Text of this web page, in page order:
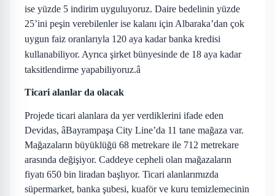
ise yüzde 5 indirim uyguluyoruz. Daire bedelinin yüzde
25’ini peşin verebilenler ise kalanı için Albaraka’dan çok
uygun faiz oranlarıyla 120 aya kadar banka kredisi
kullanabiliyor. Ayrıca şirket bünyesinde de 18 aya kadar
taksitlendirme yapabiliyoruz.â
Ticari alanlar da olacak
Projede ticari alanlara da yer verdiklerini ifade eden
Devidas, âBayrampaşa City Line’da 11 tane mağaza var.
Mağazaların büyüklüğü 68 metrekare ile 712 metrekare
arasında değişiyor. Caddeye cepheli olan mağazaların
fiyatı 650 bin liradan başlıyor. Ticari alanlarımızda
süpermarket, banka şubesi, kuaför ve kuru temizlemecinin